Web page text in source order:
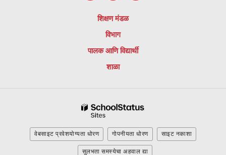
शिक्षण मंडळ
विभाग
पालक आणि विद्यार्थी
शाळा
वेबसाइट प्रवेशयोग्यता धोरण गोपनीयता धोरण साइट नकाशा
सुलभता समस्येचा अहवाल द्या